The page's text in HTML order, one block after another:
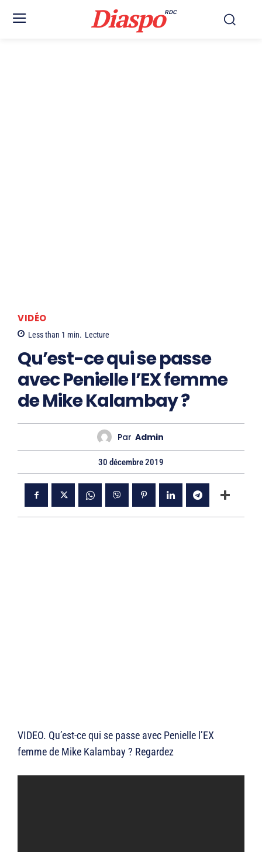
DiaspoRDC
VIDÉO
Less than 1 min. Lecture
Qu’est-ce qui se passe
avec Penielle l’EX femme
de Mike Kalambay ?
Par Admin
30 décembre 2019
VIDEO. Qu’est-ce qui se passe avec Penielle l’EX
femme de Mike Kalambay ? Regardez